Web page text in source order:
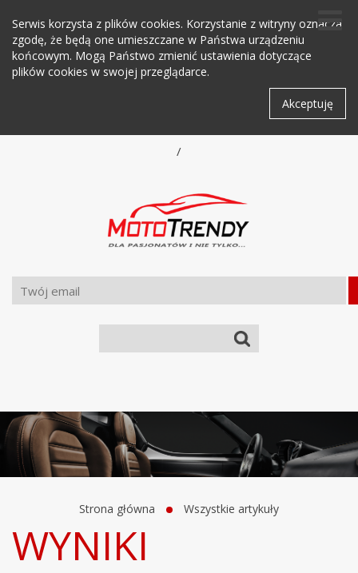
Serwis korzysta z plików cookies. Korzystanie z witryny oznacza
zgodę, że będą one umieszczane w Państwa urządzeniu
końcowym. Mogą Państwo zmienić ustawienia dotyczące
plików cookies w swojej przeglądarce.
Akceptuję
/
Strona główna Wszystkie artykuły
WYNIKI